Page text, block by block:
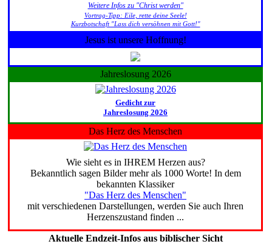
Weitere Infos zu "Christ werden"
Vortrag-Tipp: Eile, rette deine Seele!
Kurzbotschaft "Lass dich versöhnen mit Gott!"
Jesus ist unsere Hoffnung!
Jahreslosung 2026
Gedicht zur
Jahreslosung 2026
Das Herz des Menschen
Wie sieht es in IHREM Herzen aus?
Bekanntlich sagen Bilder mehr als 1000 Worte! In dem
bekannten Klassiker
"Das Herz des Menschen"
mit verschiedenen Darstellungen, werden Sie auch Ihren
Herzenszustand finden ...
Aktuelle Endzeit-Infos aus biblischer Sicht